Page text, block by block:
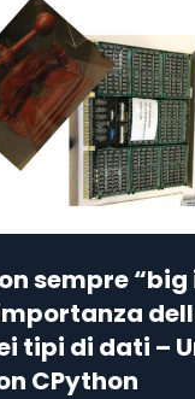
sempre
tipi di dati –
CPython